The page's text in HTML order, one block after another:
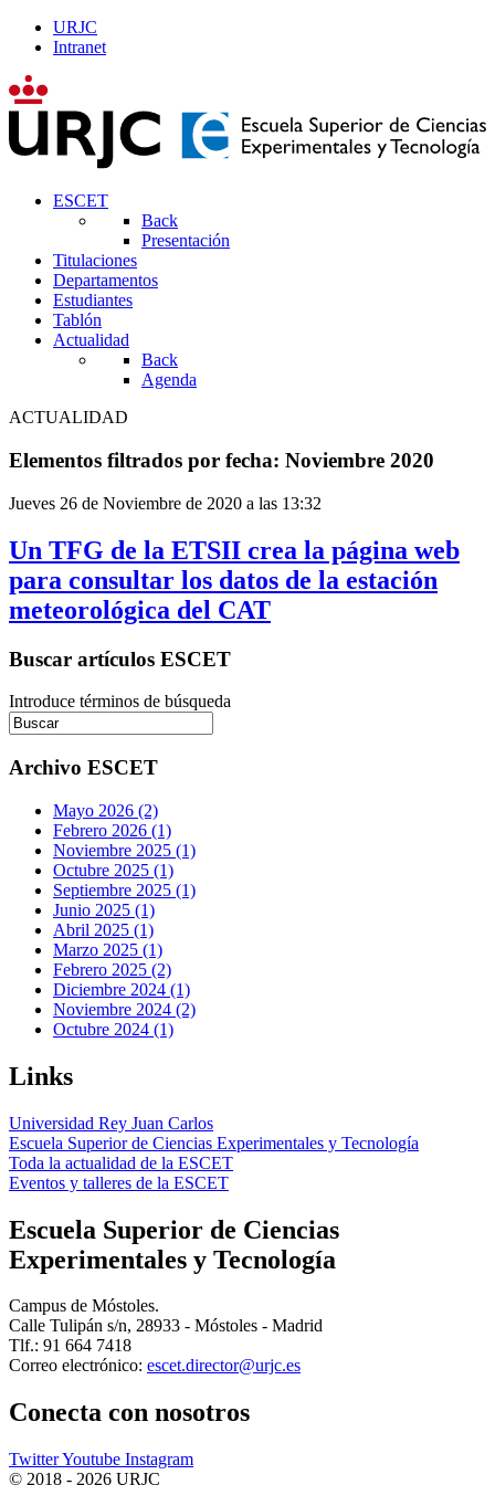
URJC
Intranet
ESCET
Back
Presentación
Titulaciones
Departamentos
Estudiantes
Tablón
Actualidad
Back
Agenda
ACTUALIDAD
Elementos filtrados por fecha: Noviembre 2020
Jueves 26 de Noviembre de 2020 a las 13:32
Un TFG de la ETSII crea la página web
para consultar los datos de la estación
meteorológica del CAT
Buscar artículos ESCET
Introduce términos de búsqueda
Archivo ESCET
Mayo 2026 (2)
Febrero 2026 (1)
Noviembre 2025 (1)
Octubre 2025 (1)
Septiembre 2025 (1)
Junio 2025 (1)
Abril 2025 (1)
Marzo 2025 (1)
Febrero 2025 (2)
Diciembre 2024 (1)
Noviembre 2024 (2)
Octubre 2024 (1)
Links
Universidad Rey Juan Carlos
Escuela Superior de Ciencias Experimentales y Tecnología
Toda la actualidad de la ESCET
Eventos y talleres de la ESCET
Escuela Superior de Ciencias
Experimentales y Tecnología
Campus de Móstoles.
Calle Tulipán s/n, 28933 - Móstoles - Madrid
Tlf.: 91 664 7418
Correo electrónico:
Conecta con nosotros
TwitterYoutube Instagram
© 2018 - 2026 URJC